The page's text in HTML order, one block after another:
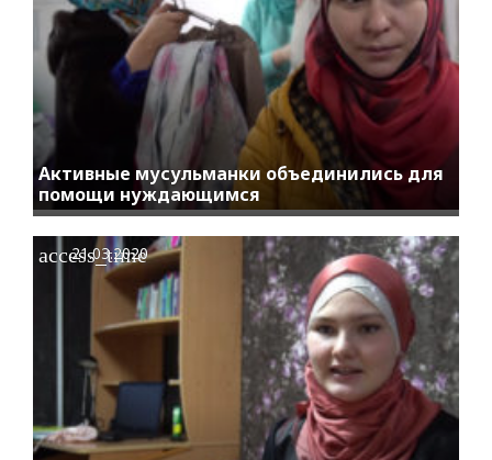
Активные мусульманки объединились для
помощи нуждающимся
access_time
21.03.2020